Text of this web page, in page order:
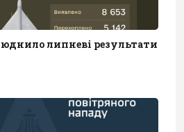
липневі результати